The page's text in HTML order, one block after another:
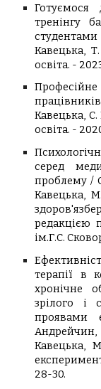
тренінгу
Кавецька,
освіта. -
Кавецька, С.
освіта. -
серед
проблему /
Кавецька,
редакцією
ім.Г.С.
терапії в
хронічне
зрілого і
проявами
Кавецька,
28-30.